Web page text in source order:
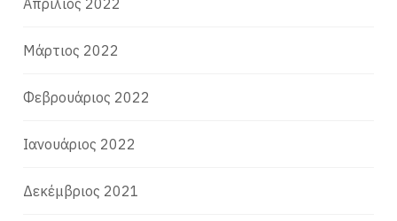
Μάρτιος 2022
Φεβρουάριος 2022
Ιανουάριος 2022
Δεκέμβριος 2021